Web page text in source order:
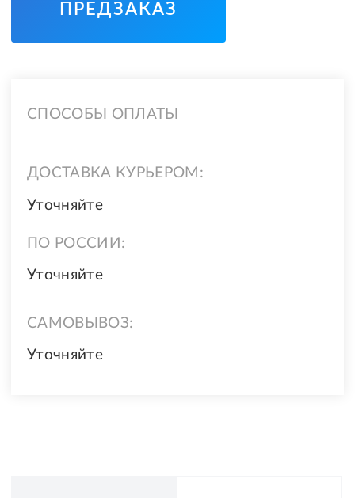
ПРЕДЗАКАЗ
СПОСОБЫ ОПЛАТЫ
ДОСТАВКА КУРЬЕРОМ:
Уточняйте
ПО РОССИИ:
Уточняйте
САМОВЫВОЗ:
Уточняйте